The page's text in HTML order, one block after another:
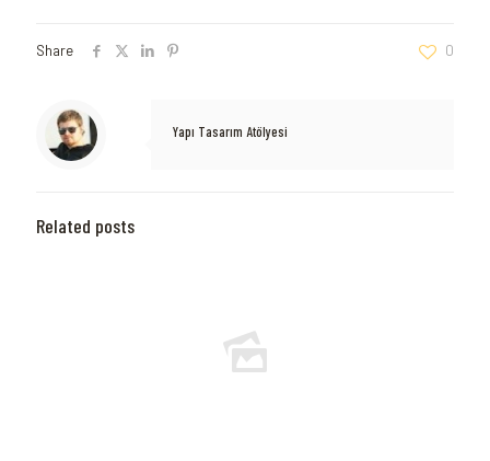
Share 0
Yapı Tasarım Atölyesi
Related posts